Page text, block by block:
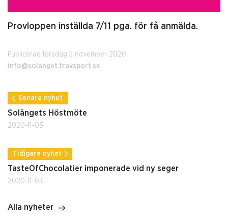
Provloppen inställda 7/11 pga. för få anmälda.
Publicerad torsdag 5 november 2020.
info@solanget.travsport.se
Senare nyhet
Solängets Höstmöte
2020-11-05
Tidigare nyhet
TasteOfChocolatier imponerade vid ny seger
2020-11-03
Alla nyheter